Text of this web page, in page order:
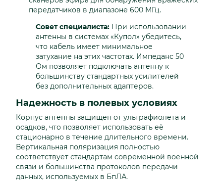
передатчиков в диапазоне 600 МГц.
Совет специалиста: При использовании
антенны в системах «Купол» убедитесь,
что кабель имеет минимальное
затухание на этих частотах. Импеданс 50
Ом позволяет подключать антенну к
большинству стандартных усилителей
без дополнительных адаптеров.
Надежность в полевых условиях
Корпус антенны защищен от ультрафиолета и
осадков, что позволяет использовать её
стационарно в течение длительного времени.
Вертикальная поляризация полностью
соответствует стандартам современной военной
связи и большинства протоколов передачи
данных, используемых в БпЛА.